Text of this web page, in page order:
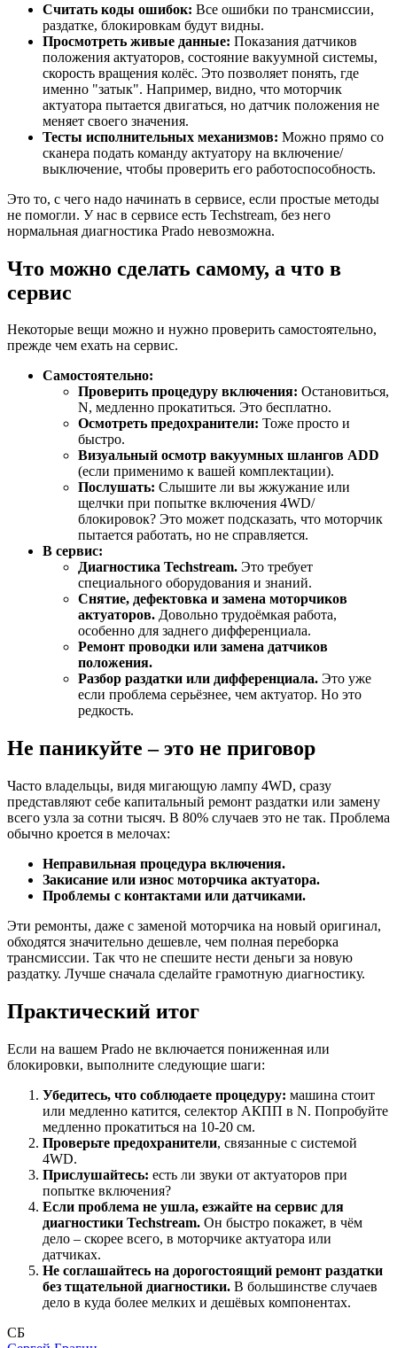
Считать коды ошибок: Все ошибки по трансмиссии,
раздатке, блокировкам будут видны.
Просмотреть живые данные: Показания датчиков
положения актуаторов, состояние вакуумной системы,
скорость вращения колёс. Это позволяет понять, где
именно "затык". Например, видно, что моторчик
актуатора пытается двигаться, но датчик положения не
меняет своего значения.
Тесты исполнительных механизмов: Можно прямо со
сканера подать команду актуатору на включение/
выключение, чтобы проверить его работоспособность.
Это то, с чего надо начинать в сервисе, если простые методы
не помогли. У нас в сервисе есть Techstream, без него
нормальная диагностика Prado невозможна.
Что можно сделать самому, а что в
сервис
Некоторые вещи можно и нужно проверить самостоятельно,
прежде чем ехать на сервис.
Самостоятельно:
Проверить процедуру включения: Остановиться,
N, медленно прокатиться. Это бесплатно.
Осмотреть предохранители: Тоже просто и
быстро.
Визуальный осмотр вакуумных шлангов ADD
(если применимо к вашей комплектации).
Послушать: Слышите ли вы жжужание или
щелчки при попытке включения 4WD/
блокировок? Это может подсказать, что моторчик
пытается работать, но не справляется.
В сервис:
Диагностика Techstream. Это требует
специального оборудования и знаний.
Снятие, дефектовка и замена моторчиков
актуаторов. Довольно трудоёмкая работа,
особенно для заднего дифференциала.
Ремонт проводки или замена датчиков
положения.
Разбор раздатки или дифференциала. Это уже
если проблема серьёзнее, чем актуатор. Но это
редкость.
Не паникуйте – это не приговор
Часто владельцы, видя мигающую лампу 4WD, сразу
представляют себе капитальный ремонт раздатки или замену
всего узла за сотни тысяч. В 80% случаев это не так. Проблема
обычно кроется в мелочах:
Неправильная процедура включения.
Закисание или износ моторчика актуатора.
Проблемы с контактами или датчиками.
Эти ремонты, даже с заменой моторчика на новый оригинал,
обходятся значительно дешевле, чем полная переборка
трансмиссии. Так что не спешите нести деньги за новую
раздатку. Лучше сначала сделайте грамотную диагностику.
Практический итог
Если на вашем Prado не включается пониженная или
блокировки, выполните следующие шаги:
Убедитесь, что соблюдаете процедуру: машина стоит
или медленно катится, селектор АКПП в N. Попробуйте
медленно прокатиться на 10-20 см.
Проверьте предохранители, связанные с системой
4WD.
Прислушайтесь: есть ли звуки от актуаторов при
попытке включения?
Если проблема не ушла, езжайте на сервис для
диагностики Techstream. Он быстро покажет, в чём
дело – скорее всего, в моторчике актуатора или
датчиках.
Не соглашайтесь на дорогостоящий ремонт раздатки
без тщательной диагностики. В большинстве случаев
дело в куда более мелких и дешёвых компонентах.
СБ